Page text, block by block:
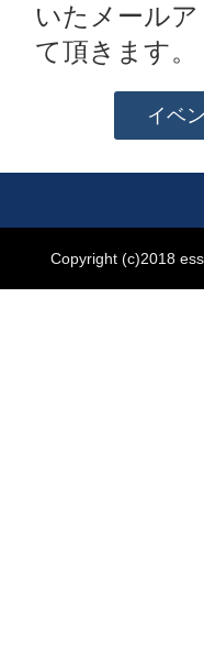
いたメール
て頂きます。
イベ
Copyright (c)2018